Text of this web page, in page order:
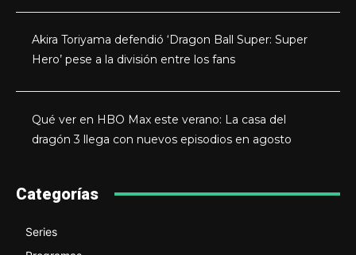
Akira Toriyama defendió ‘Dragon Ball Super: Super
Hero’ pese a la división entre los fans
Qué ver en HBO Max este verano: La casa del
dragón 3 llega con nuevos episodios en agosto
Categorías
Series